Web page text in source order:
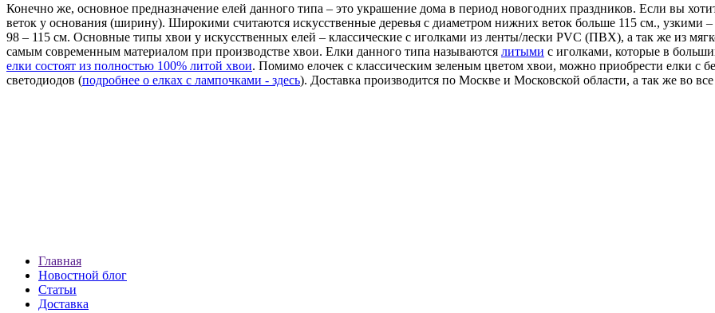
Конечно же, основное предназначение елей данного типа – это украшение дома в период новогодних праздников. Если вы
веток у основания (ширину). Широкими считаются искусственные деревья с диаметром нижних веток больше 115 см.,
98 – 115 см. Основные типы хвои у искусственных елей – классические с иголками из ленты/лески PVC (ПВХ), а так же из
самым современным материалом при производстве хвои. Елки данного типа называются литыми с иголками, которые в
елки состоят из полностью 100% литой хвои. Помимо елочек с классическим зеленым цветом хвои, можно приобрести елки с
светодиодов (подробнее о елках с лампочками - здесь). Доставка производится по Москве и Московской области, а так же во
Главная
Новостной блог
Статьи
Доставка